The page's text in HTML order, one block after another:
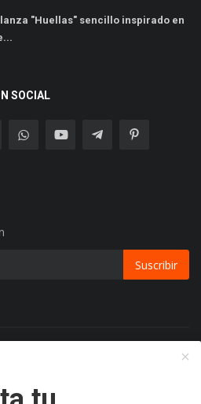
"Huellas" sencillo inspirado en
SOCIAL
Suscribir